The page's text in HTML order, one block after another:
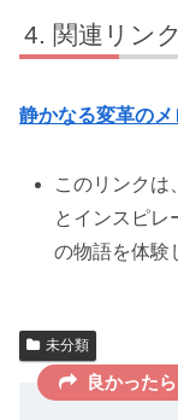
関連リンク
静かなる変革の
このリンクは
とインスピレ
の物語を体験
未分類
良かった